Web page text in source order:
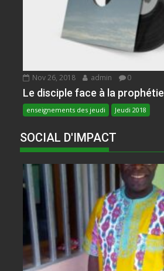
Nov 26, 2018 admin 0
Le disciple face à la prophétie
enseignements des jeudi Jeudi 2018
SOCIAL D'IMPACT